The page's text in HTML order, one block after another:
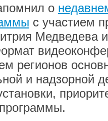
о
с участием
Медведева
регионов
и надзорной